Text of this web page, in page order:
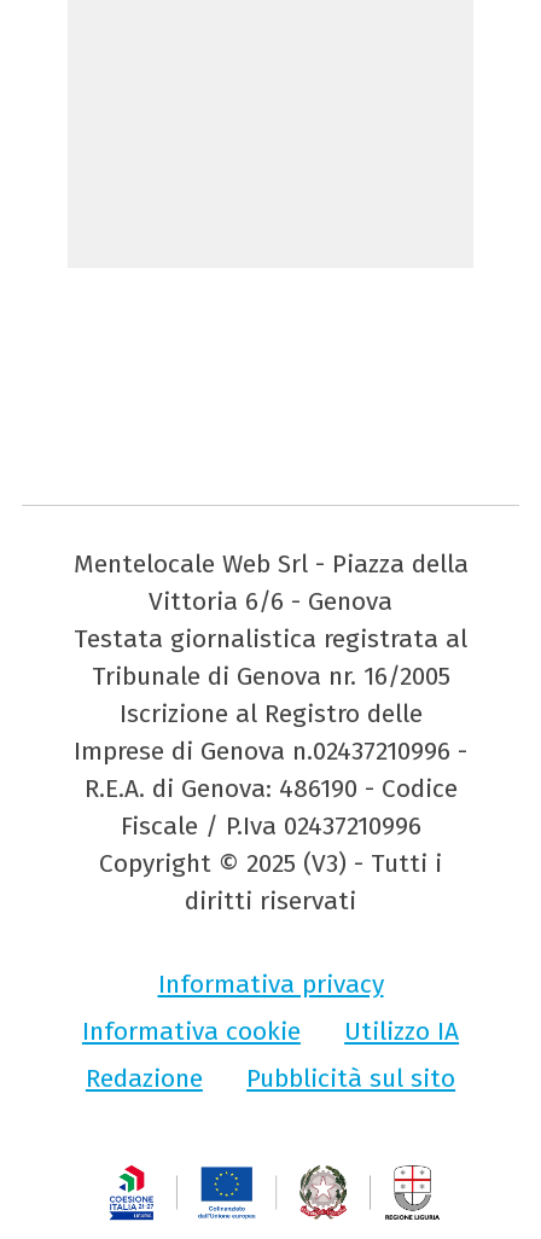
Mentelocale Web Srl - Piazza della
Vittoria 6/6 - Genova
Testata giornalistica registrata al
Tribunale di Genova nr. 16/2005
Iscrizione al Registro delle
Imprese di Genova n.02437210996 -
R.E.A. di Genova: 486190 - Codice
Fiscale / P.Iva 02437210996
Copyright © 2025 (V3) - Tutti i
diritti riservati
Informativa privacy
Informativa cookie
Utilizzo IA
Redazione
Pubblicità sul sito